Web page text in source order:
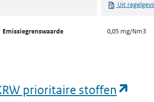
Uit
Emissiegrenswaarde 0,05 mg/Nm3
prioritaire stoffen